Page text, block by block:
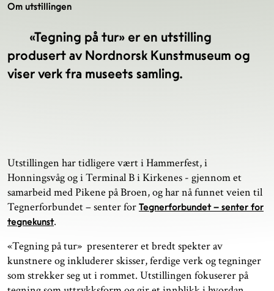
Om utstillingen
«Tegning på tur» er en utstilling
produsert av Nordnorsk Kunstmuseum og
viser verk fra museets samling.
Utstillingen har tidligere vært i Hammerfest, i
Honningsvåg og i Terminal B i Kirkenes - gjennom et
samarbeid med Pikene på Broen, og har nå funnet veien til
Tegnerforbundet – senter for Tegnerforbundet – senter for
tegnekunst.
«Tegning på tur» presenterer et bredt spekter av
kunstnere og inkluderer skisser, ferdige verk og tegninger
som strekker seg ut i rommet. Utstillingen fokuserer på